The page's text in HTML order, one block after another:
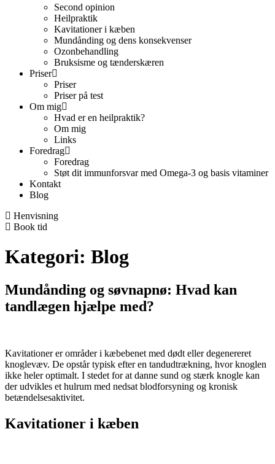
Second opinion
Heilpraktik
Kavitationer i kæben
Mundånding og dens konsekvenser
Ozonbehandling
Bruksisme og tænderskæren
Priser
Priser
Priser på test
Om mig
Hvad er en heilpraktik?
Om mig
Links
Foredrag
Foredrag
Støt dit immunforsvar med Omega-3 og basis vitaminer
Kontakt
Blog
Henvisning
Book tid
Kategori: Blog
Mundånding og søvnapnø: Hvad kan
tandlægen hjælpe med?
Kavitationer er områder i kæbebenet med dødt eller degenereret
knoglevæv. De opstår typisk efter en tandudtrækning, hvor knoglen
ikke heler optimalt. I stedet for at danne sund og stærk knogle kan
der udvikles et hulrum med nedsat blodforsyning og kronisk
betændelsesaktivitet.
Kavitationer i kæben